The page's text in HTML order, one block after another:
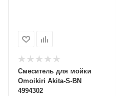
Смеситель для мойки
Omoikiri Akita-S-BN
4994302